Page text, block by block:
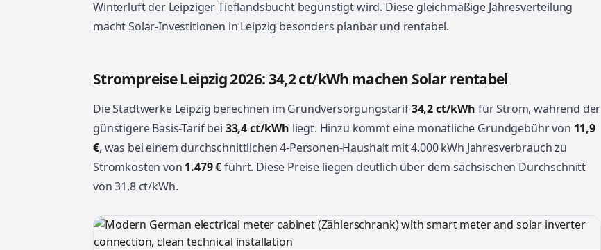
Winterluft der Leipziger Tieflandsbucht begünstigt wird. Diese gleichmäßige Jahresverteilung
macht Solar-Investitionen in Leipzig besonders planbar und rentabel.
Strompreise Leipzig 2026: 34,2 ct/kWh machen Solar rentabel
Die Stadtwerke Leipzig berechnen im Grundversorgungstarif34,2 ct/kWh für Strom, während der
günstigere Basis-Tarif bei 33,4 ct/kWh liegt. Hinzu kommt eine monatliche Grundgebühr von 11,9
€, was bei einem durchschnittlichen 4-Personen-Haushalt mit 4.000 kWh Jahresverbrauch zu
Stromkosten von 1.479 €führt. Diese Preise liegen deutlich über dem sächsischen Durchschnitt
von 31,8 ct/kWh.